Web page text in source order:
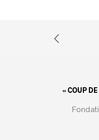
« COUP